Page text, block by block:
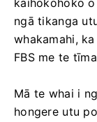
kaihokohoko
ngā tikanga
whakamahi,
FBS me te
Mā te whai i
hongere utu